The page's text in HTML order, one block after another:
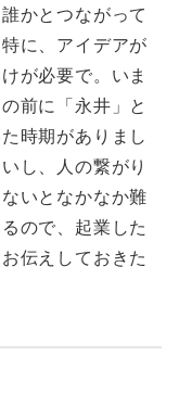
かとつながって
に、アイデアが
が必要で。いま
前に「永井」と
時期がありまし
し、人の繋がり
いとなかなか難
ので、起業した
伝えしておきた